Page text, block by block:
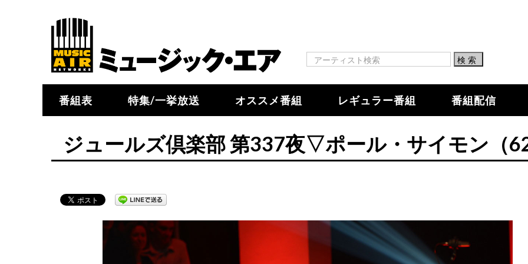
番組表 特集/一挙放送 オススメ番組 レギュラー番組 番組配信
ジュールズ倶楽部 第337夜▽ポール・サイモン（